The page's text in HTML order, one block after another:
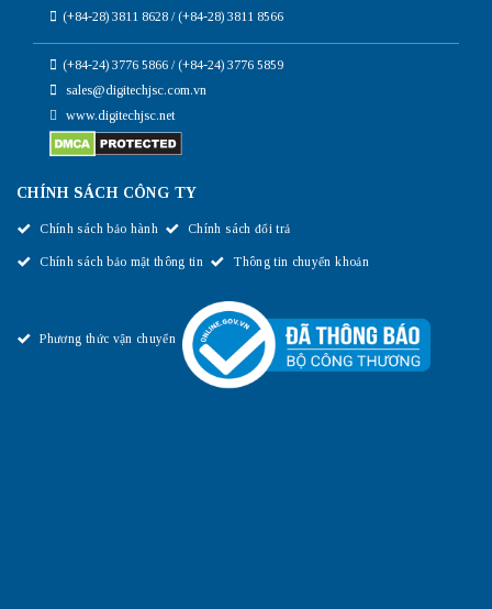
(+84-28) 3811 8628 / (+84-28) 3811 8566
(+84-24) 3776 5866 / (+84-24) 3776 5859
sales@digitechjsc.com.vn
www.digitechjsc.net
CHÍNH SÁCH CÔNG TY
Chính sách bảo hành Chính sách đổi trả
Chính sách bảo mật thông tin Thông tin chuyển khoản
Phương thức vận chuyển